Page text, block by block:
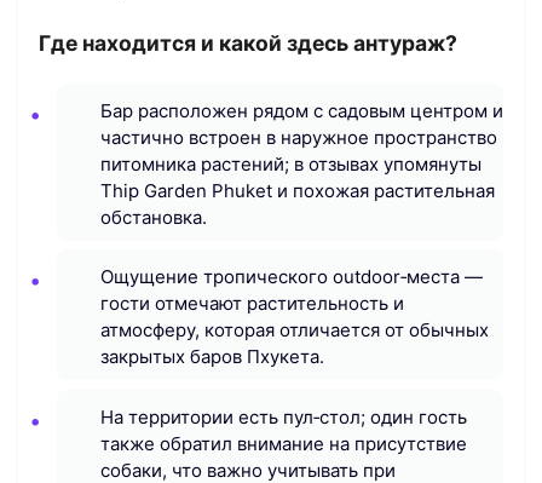
Где находится и какой здесь антураж?
Бар расположен рядом с садовым центром и
частично встроен в наружное пространство
питомника растений; в отзывах упомянуты
Thip Garden Phuket и похожая растительная
обстановка.
Ощущение тропического outdoor‑места —
гости отмечают растительность и
атмосферу, которая отличается от обычных
закрытых баров Пхукета.
На территории есть пул‑стол; один гость
также обратил внимание на присутствие
собаки, что важно учитывать при